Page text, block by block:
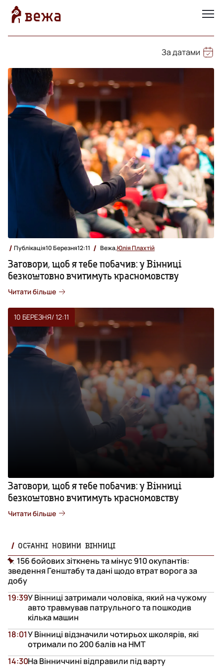
За датами
Публікація10 Березня12:11 Вежа,Юлія Плахтій
Заговори, щоб я тебе побачив: у Вінниці
безкоштовно вчитимуть красномовству
Читати більше
10 БЕРЕЗНЯ/ 12:11
Заговори, щоб я тебе побачив: у Вінниці
безкоштовно вчитимуть красномовству
Читати більше
ОСТАННІ НОВИНИ ВІННИЦІ
156 бойових зіткнень та мінус 910 окупантів:
зведення Генштабу та дані щодо втрат ворога за
добу
У Вінниці затримали чоловіка, який на чужому
авто травмував патрульного та пошкодив
кілька машин
19:39
У Вінниці відзначили чотирьох школярів, які
отримали по 200 балів на НМТ
18:01
На Вінниччині відправили під варту
14:30